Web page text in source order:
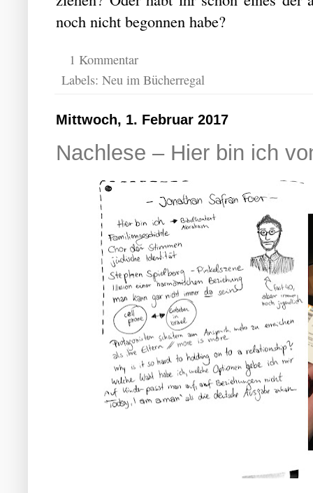
noch nicht begonnen habe?
1 Kommentar
Labels: Neu im Bücherregal
Mittwoch, 1. Februar 2017
Nachlese – Hier bin ich